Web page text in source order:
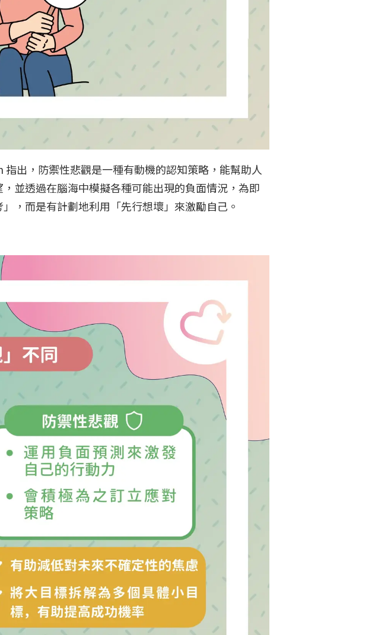
出，防禦性悲觀是一種有動機的認知策略，能幫助人
並透過在腦海中模擬各種可能出現的負面情況，為即
，而是有計劃地利用「先行想壞」來激勵自己。